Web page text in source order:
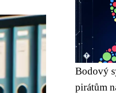
Bodový
pirátům